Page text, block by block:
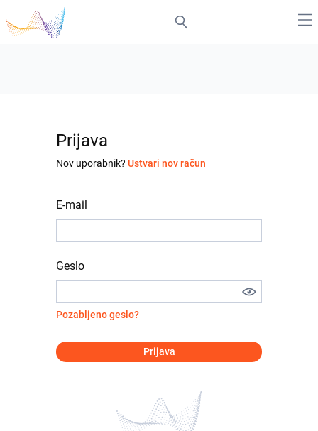
Prijava
Nov uporabnik? Ustvari nov račun
E-mail
Geslo
Pozabljeno geslo?
Prijava